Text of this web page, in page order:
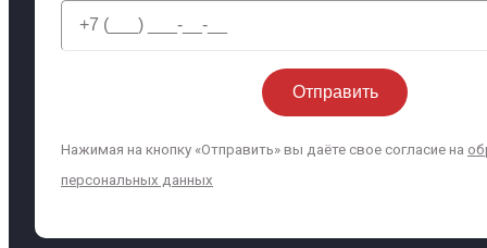
Нажимая на кнопку «Отправить» вы даёте свое согласие на
персональных данных